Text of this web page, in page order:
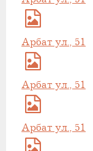
Арбат ул., 51
Арбат ул., 51
Арбат ул., 51